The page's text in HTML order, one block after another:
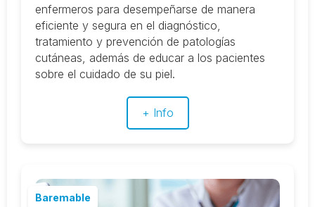
enfermeros para desempeñarse de manera
eficiente y segura en el diagnóstico,
tratamiento y prevención de patologías
cutáneas, además de educar a los pacientes
sobre el cuidado de su piel.
+ Info
Baremable